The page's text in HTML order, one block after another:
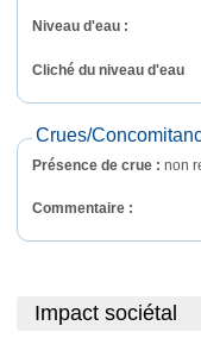
Niveau d'eau :
Cliché du niveau d'eau
Crues/
Présence de crue : non
Commentaire :
Impact sociétal